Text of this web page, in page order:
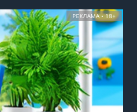
РЕКЛАМА • 18+